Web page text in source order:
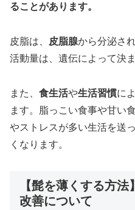
ることがあります。
皮脂は、 皮脂腺から分泌さ
活動量は、遺伝によって決ま
また、 食生活や生活習慣に
ます。脂っこい食事や甘い
やストレスが多い生活を送
くなります。
【髭を薄くする方
改善について